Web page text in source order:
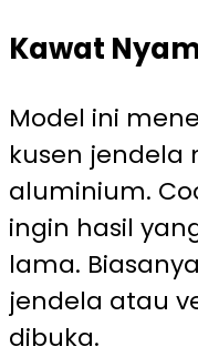
Kawat
Model ini
kusen jendela
aluminium.
ingin hasil
lama.
jendela atau
dibuka.